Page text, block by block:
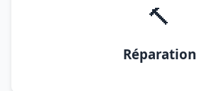
🔨
Réparation